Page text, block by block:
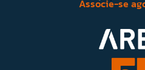
Associe-se